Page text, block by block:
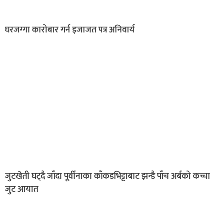
घरजग्गा कारोबार गर्न इजाजत पत्र अनिवार्य
जुटखेती घट्दै जाँदा पूर्वीनाका काँकडभिट्टाबाट झन्डै पाँच अर्बको कच्चा
जुट आयात